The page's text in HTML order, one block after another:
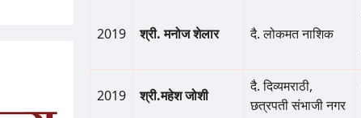
2019 श्री. मनोज शेलार दै. लोकमत नाशिक
2019 श्री.महेश जोशी
दै. दिव्यमराठी,
छत्रपती संभाजी नगर